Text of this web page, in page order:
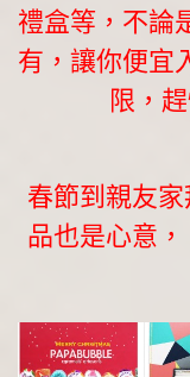
禮盒等，不論
有，讓你便宜
限，
春節到親友
品也是心意